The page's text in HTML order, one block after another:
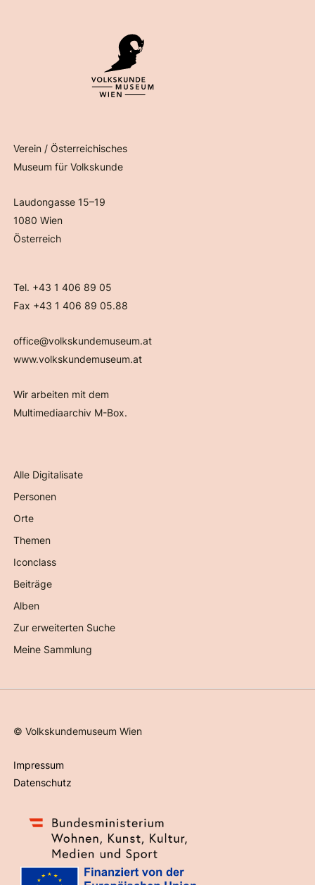
Verein / Österreichisches
Museum für Volkskunde
Laudongasse 15–19
1080 Wien
Österreich
Tel. +43 1 406 89 05
Fax +43 1 406 89 05.88
office@volkskundemuseum.at
www.volkskundemuseum.at
Wir arbeiten mit dem
Multimediaarchiv M-Box.
Alle Digitalisate
Personen
Orte
Themen
Iconclass
Beiträge
Alben
Zur erweiterten Suche
Meine Sammlung
©Volkskundemuseum Wien
Impressum
Datenschutz